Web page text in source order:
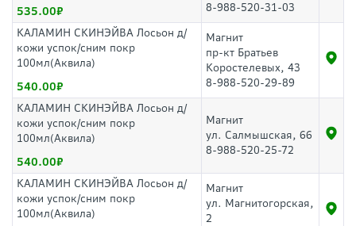
535.00
8-988-520-31-03
КАЛАМИН СКИНЭЙВА Лосьон д/
кожи успок/сним покр
100мл(Аквила)
540.00
Магнит
пр-кт Братьев
Коростелевых, 43
8-988-520-29-89
КАЛАМИН СКИНЭЙВА Лосьон д/
кожи успок/сним покр
100мл(Аквила)
540.00
Магнит
ул. Салмышская, 66
8-988-520-25-72
КАЛАМИН СКИНЭЙВА Лосьон д/
кожи успок/сним покр
100мл(Аквила)
Магнит
ул. Магнитогорская,
2